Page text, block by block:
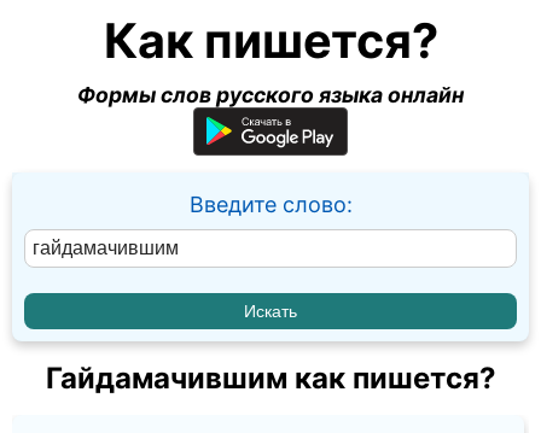
Как пишется?
Формы слов русского языка онлайн
Введите слово:
Гайдамачившим как пишется?